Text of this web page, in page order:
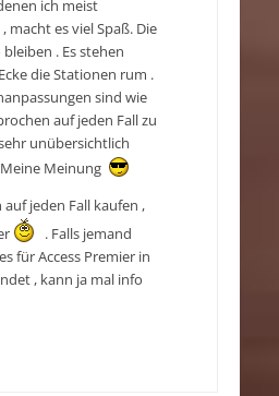
ich meist
macht es viel Spaß. Die
. Es stehen
die Stationen rum .
sind wie
auf jeden Fall zu
unübersichtlich
Meinung
auf jeden Fall kaufen ,
. Falls jemand
für Access Premier in
, kann ja mal info